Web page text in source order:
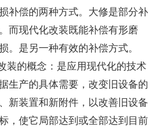
偿的两种方式。大修是部分补
而现代化改装既能补偿有形磨
。是另一种有效的补偿方式。
的概念：是应用现代化的技术
生产的具体需要，改变旧设备的
新装置和新附件，以改善旧设备
，使它局部达到或全部达到目前